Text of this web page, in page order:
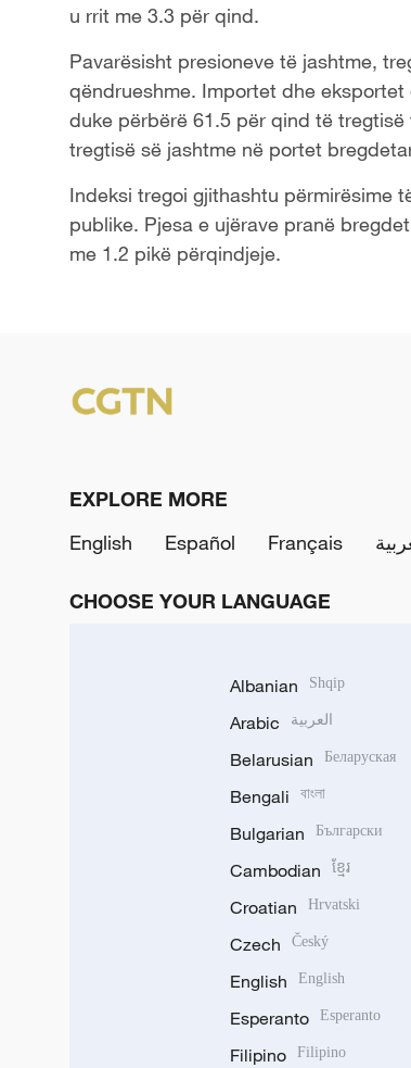
u rrit me 3.3 për qind.
Pavarësisht presioneve të jashtme,
qëndrueshme. Importet dhe
duke përbërë 61.5 për qind të
tregtisë së jashtme në portet
Indeksi tregoi gjithashtu përmirësime
publike. Pjesa e ujërave pranë
me 1.2 pikë përqindjeje.
EXPLORE MORE
English
Español Français
CHOOSE YOUR LANGUAGE
Albanian Shqip
Arabic العربية
Belarusian Беларуская
Bengali বাংলা
Bulgarian Български
Cambodian ខ្មែរ
Croatian Hrvatski
Czech Český
English English
Esperanto Esperanto
Filipino Filipino